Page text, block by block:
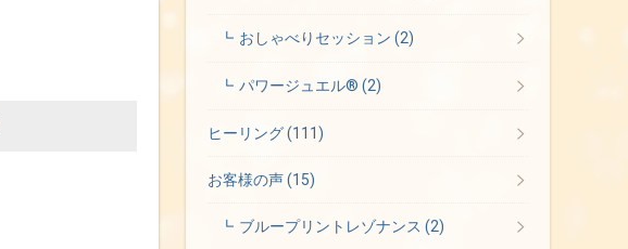
おしゃべりセッション(2)
パワージュエル®(2)
ヒーリング(111)
お客様の声(15)
ブループリントレゾナンス(2)